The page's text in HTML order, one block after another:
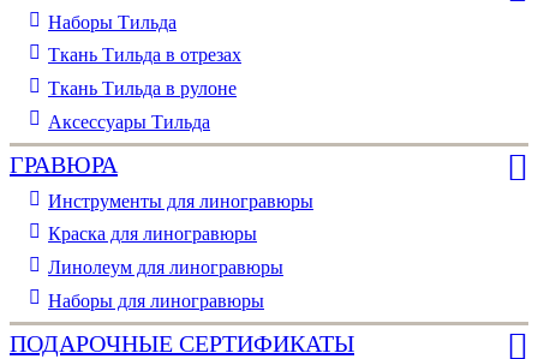
Наборы Тильда
Ткань Тильда в отрезах
Ткань Тильда в рулоне
Аксессуары Тильда
ГРАВЮРА
Инструменты для линогравюры
Краска для линогравюры
Линолеум для линогравюры
Наборы для линогравюры
ПОДАРОЧНЫЕ СЕРТИФИКАТЫ